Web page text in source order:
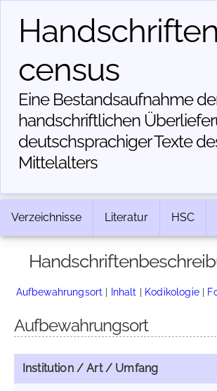
census
Eine Bestandsaufnahme
handschriftlichen
deutschsprachiger Texte
Mittelalters
Verzeichnisse Literatur HSC
Aufbewahrungsort | Inhalt | Kodikologie|
Aufbewahrungsort
Institution / Art / Umfang